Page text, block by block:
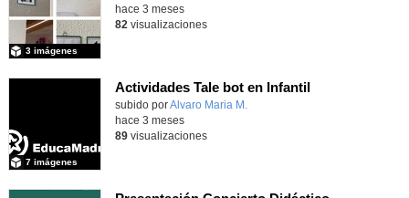
3 imágenes
hace 3 meses
82 visualizaciones
Actividades Tale bot en Infantil
subido porAlvaro Maria M.
7 imágenes
hace 3 meses
89visualizaciones